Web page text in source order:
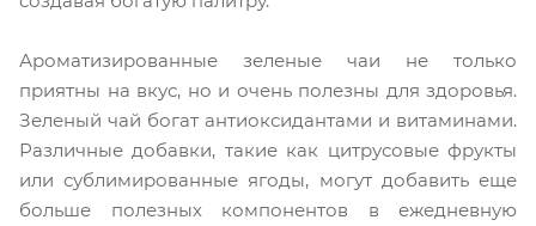
Ароматизированные зеленые чаи не только
приятны на вкус, но и очень полезны для здоровья.
Зеленый чай богат антиоксидантами и витаминами.
Различные добавки, такие как цитрусовые фрукты
или сублимированные ягоды, могут добавить еще
больше полезных компонентов в ежедневную